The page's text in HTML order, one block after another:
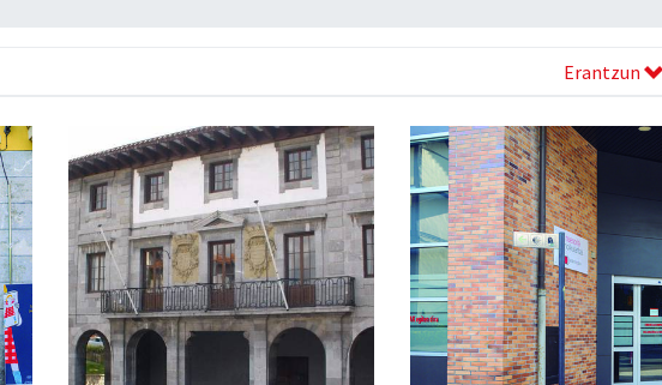
Erantzun